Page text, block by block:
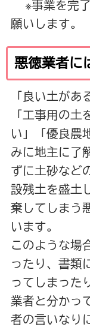
※事業を完了
願いします。
悪徳業者に
「良い土があ
「工事用の
い」「優良農
みに地主に了
ずに土砂など
設残土を盛土
棄してしまう
います。
このような場
ったり、書類
ってしまった
業者と分かっ
者の言いなり